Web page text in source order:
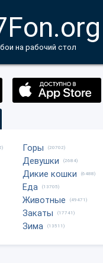
на рабочий стол
Горы (20702)
Девушки (2684)
Дикие кошки (6488)
Еда (13705)
Животные (49471)
Закаты (17741)
Зима (13511)